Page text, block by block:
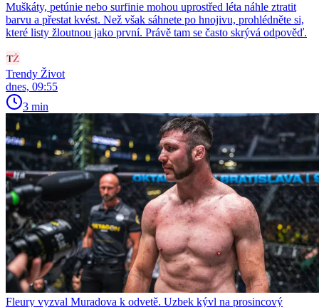
Muškáty, petúnie nebo surfinie mohou uprostřed léta náhle ztratit
barvu a přestat kvést. Než však sáhnete po hnojivu, prohlédněte si,
které listy žloutnou jako první. Právě tam se často skrývá odpověď.
Trendy Život
dnes, 09:55
3 min
Fleury vyzval Muradova k odvetě. Uzbek kývl na prosincový